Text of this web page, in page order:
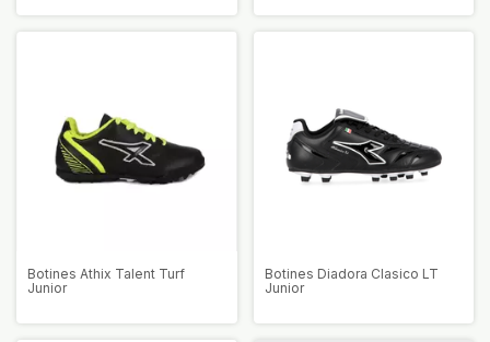
Botines Athix Talent Turf
Junior
Botines Diadora Clasico LT
Junior